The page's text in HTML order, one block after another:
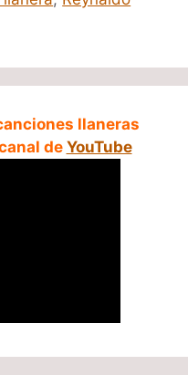
llaneras
de YouTube